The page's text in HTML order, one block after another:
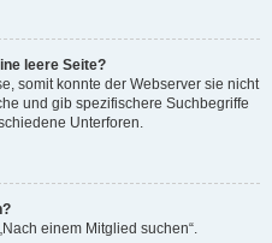
leere Seite?
somit konnte der Webserver sie nicht
und gib spezifischere Suchbegriffe
Unterforen.
einem Mitglied suchen“.